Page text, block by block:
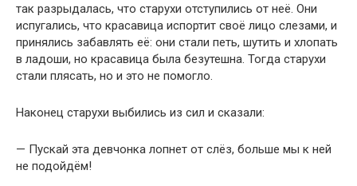
так разрыдалась, что старухи отступились от неё. Они
испугались, что красавица испортит своё лицо слезами, и
принялись забавлять её: они стали петь, шутить и хлопать
в ладоши, но красавица была безутешна. Тогда старухи
стали плясать, но и это не помогло.
Наконец старухи выбились из сил и сказали:
— Пускай эта девчонка лопнет от слёз, больше мы к ней
не подойдём!